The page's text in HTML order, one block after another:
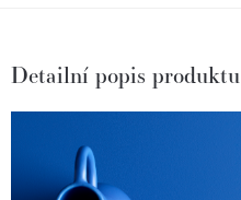
Detailní popis produktu